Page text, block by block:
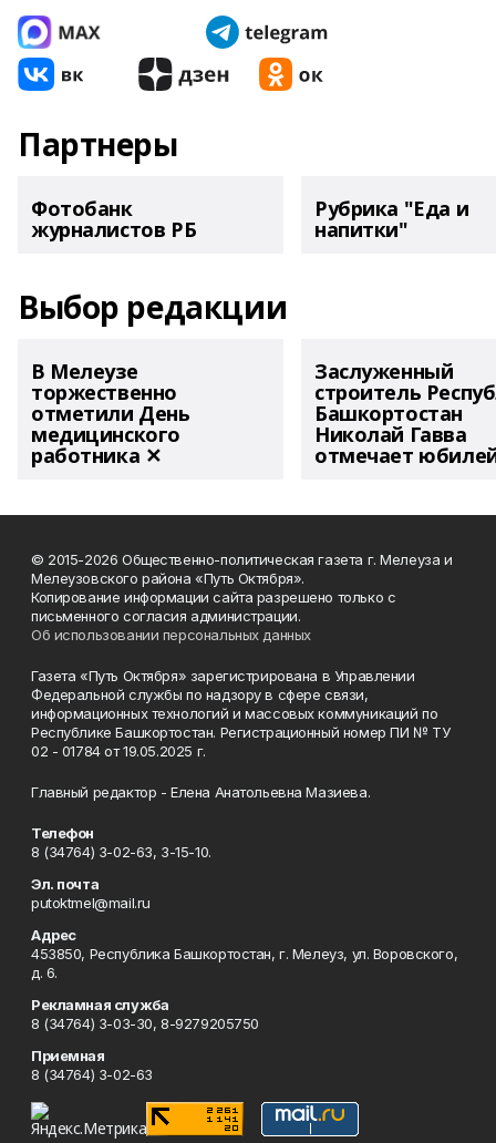
Партнеры
Фотобанк
журналистов РБ
Рубрика "Еда и
напитки"
Выбор редакции
В Мелеузе
торжественно
отметили День
медицинского
работника ✕
Заслуженный
строитель
Башкортостан
Николай Гавва
отмечает
© 2015-2026 Общественно-политическая газета г. Мелеуза и
Мелеузовского района «Путь Октября».
Копирование информации сайта разрешено только с
письменного согласия администрации.
Об использовании персональных данных
Газета «Путь Октября» зарегистрирована в Управлении
Федеральной службы по надзору в сфере связи,
информационных технологий и массовых коммуникаций по
Республике Башкортостан. Регистрационный номер ПИ № ТУ
02 - 01784 от 19.05.2025 г.
Главный редактор - Елена Анатольевна Мазиева.
Телефон
8 (34764) 3-02-63, 3-15-10.
Эл. почта
putoktmel@mail.ru
Адрес
453850, Республика Башкортостан, г. Мелеуз, ул. Воровского,
д. 6.
Рекламная служба
8 (34764) 3-03-30, 8-9279205750
Приемная
8 (34764) 3-02-63